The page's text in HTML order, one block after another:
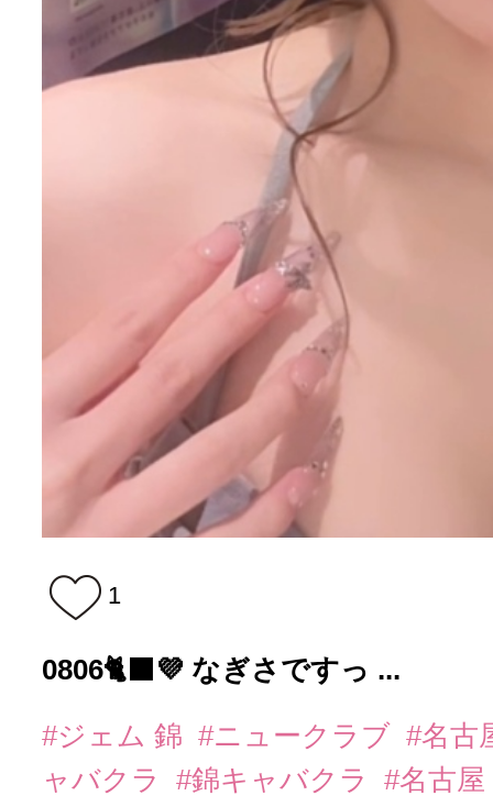
1
0806🐈‍⬛💜 なぎさですっ ...
#ジェム 錦 #ニュークラブ #名古
ャバクラ
#錦キャバクラ
#名古屋